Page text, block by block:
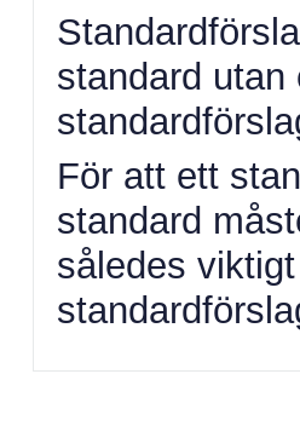
standard
För att ett
standard
således